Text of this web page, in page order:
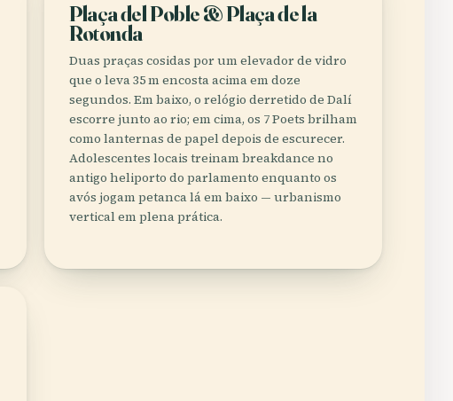
Plaça del Poble & Plaça de la
Rotonda
Duas praças cosidas por um elevador de vidro
que o leva 35 m encosta acima em doze
segundos. Em baixo, o relógio derretido de Dalí
escorre junto ao rio; em cima, os 7 Poets brilham
como lanternas de papel depois de escurecer.
Adolescentes locais treinam breakdance no
antigo heliporto do parlamento enquanto os
avós jogam petanca lá em baixo — urbanismo
vertical em plena prática.